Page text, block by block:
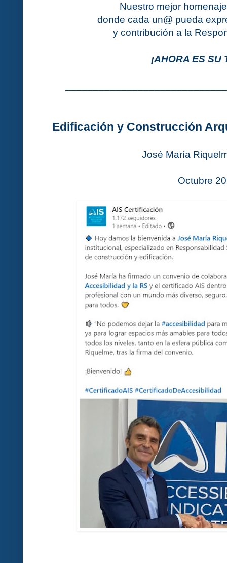
Nuestro mejor
donde cada un@ pueda
y contribución a la
¡AHORA ES SU
Edificación y Construcción
José María
Octubre